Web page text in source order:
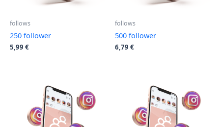
follows
250 follower
5,99 €
follows
500 follower
6,79 €